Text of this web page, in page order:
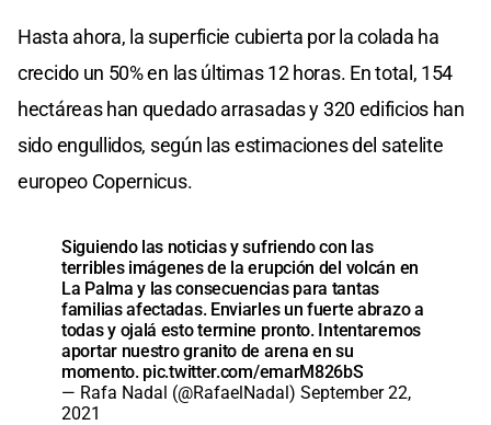
Hasta ahora, la superficie cubierta por la colada ha
crecido un 50% en las últimas 12 horas. En total, 154
hectáreas han quedado arrasadas y 320 edificios han
sido engullidos, según las estimaciones del satelite
europeo Copernicus.
Siguiendo las noticias y sufriendo con las
terribles imágenes de la erupción del volcán en
La Palma y las consecuencias para tantas
familias afectadas. Enviarles un fuerte abrazo a
todas y ojalá esto termine pronto. Intentaremos
aportar nuestro granito de arena en su
momento. pic.twitter.com/emarM826bS
— Rafa Nadal (@RafaelNadal) September 22,
2021